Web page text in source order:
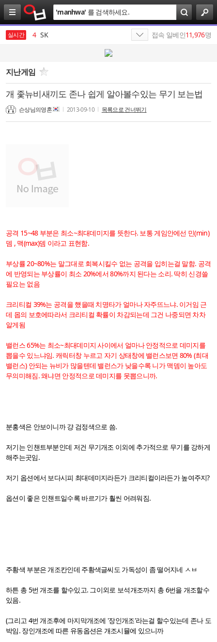
검
색
'manhwa' 를 검색하세요.
실시간
3 삼성전자
4 SK
6 나스미디어
SKT
8 SK이노베이션
9 가나쓰
1
접속 일베인11,976명
지난게임
개 좇뉴비새끼도 존나 쉽게 알아볼수있는 무기 보는법
슨상님의영혼 2013-09-10 목록으로 건너뛰기
공격 15~48 부분은 최소~최대데미지를 뜻한다. 보통 게임안에선 민(min)
뎀 , 맥(max)뎀 이라고 표현함.
부상률 20~80%는 말그대로 회복시킬수 없는 공격을 입히는걸 말함. 공격
에 반영되는 부상률이 최소 20%에서 80%까지 된다는 소리. 딱히 신경쓸
필요는 없음
크리티컬 39%는 공격을 헀을때 치명타가 얼마나 자주뜨느냐. 이거임 근
데 몹의 보호에따라서 크리티컬 확률이 차감되는데 그건 나중되면 차차
알게됨
밸런스 65%는 최소~최대데미지 사이에서 얼마나 안정적으로 데미지를
뽑을수 있느냐임. 캐릭터창 누르고 자기 상태창에 밸런스보면 80% (최대
밸런스) 안되는 뉴비가 많을텐데 밸런스가 낮을수록 니가 맥뎀이 높아도
무의미해짐. 왜냐면 안정적으로 데미지를 못뽑으니까.
분홍색은 안보이니까 걍 검정색으로 씀.
저기는 인챈트부분인데 저건 무기개조 이외에 추가적으로 무기를 강하게
해주는곳임.
저기 옵션에서 보다시피 최대데미지라든가 크리티컬이라든가 높여주지?
옵션이 좋은 인챈트일수록 바르기가 훨씬 어려워짐.
주황색 부분은 개조칸인데 주황색글씨도 가독성이 좀 떨어지네 ㅅㅂ
하튼 총 5번 개조를 할수있고. 그이외로 보석개조까지 총 6번을 개조할수
있음.
(그리고 4번 개조후에 마지막개조에 '장인개조'라는걸 할수있는데 존나 도
박임. 장인개조에 따른 유동옵션은 개조시뮬에 있으니까